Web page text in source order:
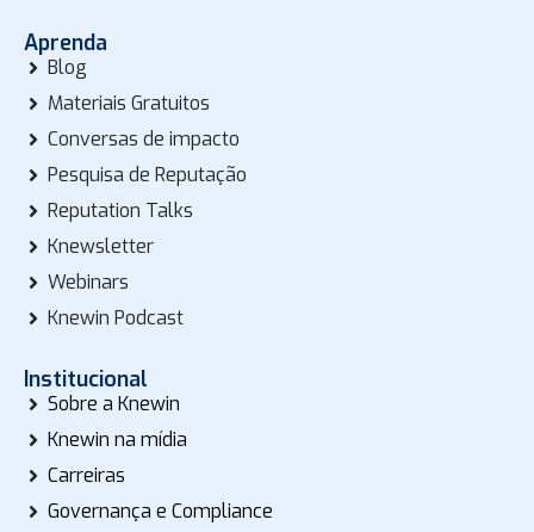
Aprenda
Blog
Materiais Gratuitos
Conversas de impacto
Pesquisa de Reputação
Reputation Talks
Knewsletter
Webinars
Knewin Podcast
Institucional
Sobre a Knewin
Knewin na mídia
Carreiras
Governança e Compliance